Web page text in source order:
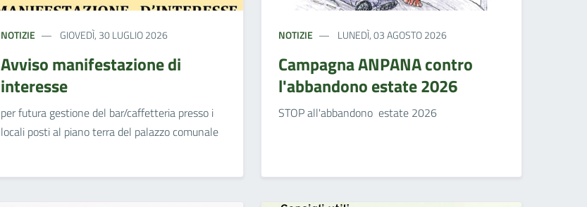
NOTIZIE GIOVEDÌ, 30 LUGLIO 2026
Avviso manifestazione di
interesse
per futura gestione del bar/caffetteria presso i
locali posti al piano terra del palazzo comunale
NOTIZIE LUNEDÌ, 03 AGOSTO 2026
Campagna ANPANA contro
l'abbandono estate 2026
STOP all'abbandono estate 2026